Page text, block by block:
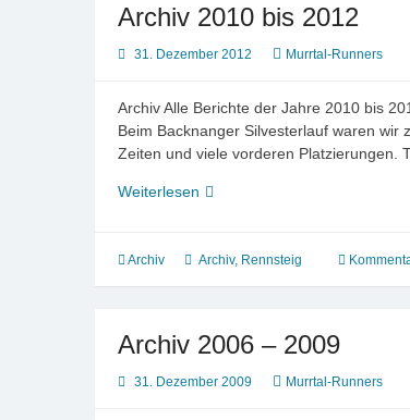
Archiv 2010 bis 2012
31. Dezember 2012 Murrtal-Runners
Archiv Alle Berichte der Jahre 2010 bis
Beim Backnanger Silvesterlauf waren
Zeiten und viele vorderen Platzierungen.
Weiterlesen Archiv
2012
Archiv Archiv, Rennsteig
Archiv 2006 – 2009
31. Dezember 2009 Murrtal-Runners